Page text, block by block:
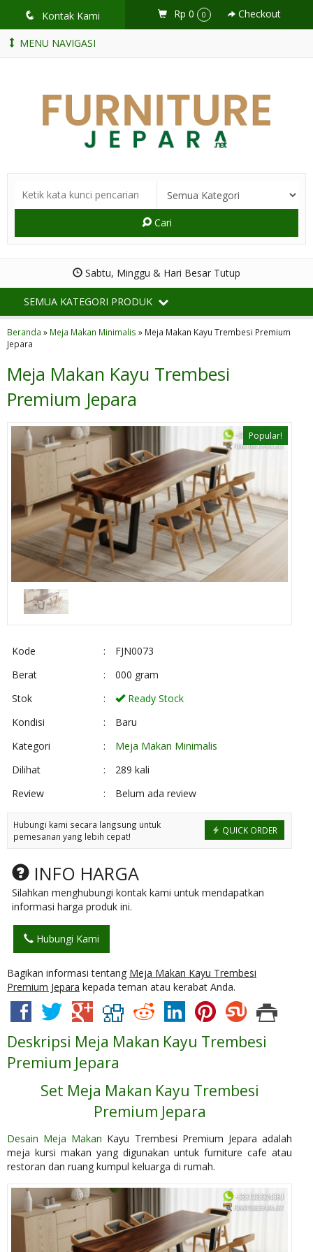
q Kontak Kami Rp 0 0 Checkout
MENU NAVIGASI
Cari
Sabtu, Minggu & Hari Besar Tutup
SEMUA KATEGORI PRODUK
Beranda » Meja Makan Minimalis » Meja Makan Kayu Trembesi Premium
Jepara
Meja Makan Kayu Trembesi
Premium Jepara
Popular!
Kode :
FJN0073
Berat
:
000 gram
Stok
:
Ready Stock
Kondisi
:
Baru
Kategori
:
Meja Makan Minimalis
Dilihat
:
289 kali
Review
: Belum ada review
QUICK ORDER
Hubungi kami secara langsung untuk
pemesanan yang lebih cepat!
INFO HARGA
Silahkan menghubungi kontak kami untuk mendapatkan
informasi harga produk ini.
Hubungi Kami
Bagikan informasi tentang Meja Makan Kayu Trembesi
Premium Jepara kepada teman atau kerabat Anda.
Deskripsi Meja Makan Kayu Trembesi
Premium Jepara
Set Meja Makan Kayu Trembesi
Premium Jepara
Desain Meja Makan Kayu Trembesi Premium Jepara adalah
meja kursi makan yang digunakan untuk furniture cafe atau
restoran dan ruang kumpul keluarga di rumah.